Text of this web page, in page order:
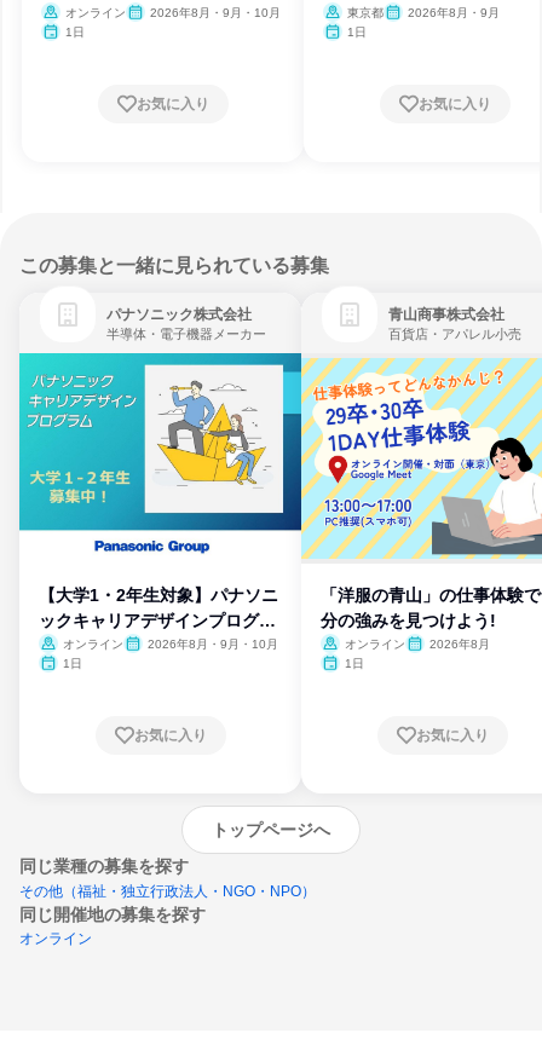
オンライン
2026年8月・9月・10月
1日
お気に入り
東京都
2026年8月・9月
1日
お気に入り
この募集と一緒に見られている募集
パナソニック株式会社
半導体・電子機器メーカー
【大学1・2年生対象】パナソニ
ックキャリアデザインプログラ
ム
オンライン
2026年8月・9月・10月
1日
お気に入り
青山商事株式会社
百貨店・アパレル小売
「洋服の青山」の仕事体験
分の強みを見つけよう!
オンライン
2026年8月
1日
お気に入り
トップページへ
同じ業種の募集を探す
その他（福祉・独立行政法人・NGO・NPO）
同じ開催地の募集を探す
オンライン